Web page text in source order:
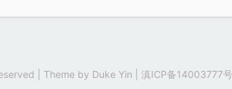
| Theme by Duke Yin 滇ICP备14003777